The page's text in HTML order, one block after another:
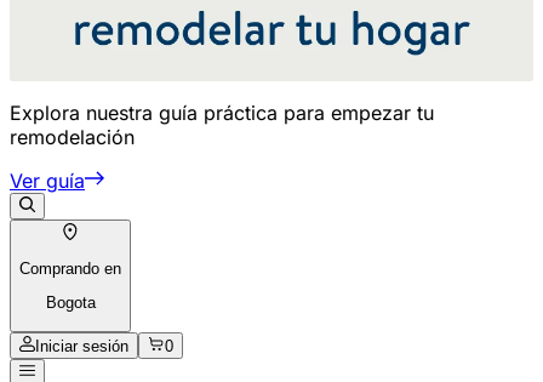
Explora nuestra guía práctica para empezar tu
remodelación
Ver guía
Comprando en
Bogota
Iniciar sesión 0